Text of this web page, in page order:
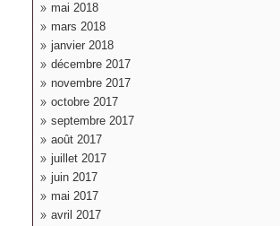
mai 2018
mars 2018
janvier 2018
décembre 2017
novembre 2017
octobre 2017
septembre 2017
août 2017
juillet 2017
juin 2017
mai 2017
avril 2017